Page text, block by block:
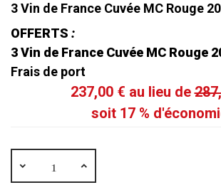
3 Vin de France Cuvée MC Rouge
OFFERTS :
3 Vin de France Cuvée MC Rouge
Frais de port
237,00 € au lieu de
soit 17 %